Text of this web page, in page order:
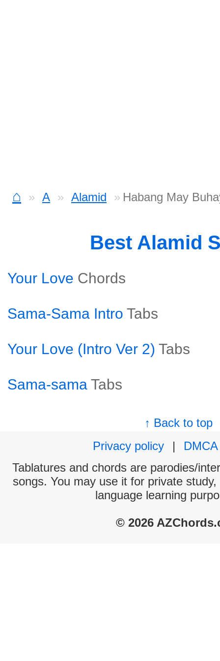
⌂ A Alamid Habang May
Best Alamid
Your Love Chords
Sama-Sama Intro Tabs
Your Love (Intro Ver 2) Tabs
Sama-sama Tabs
↑ Back to top
Privacy policy
|
DMCA
Tablatures and chords are parodies/
songs. You may use it for private
language learning
© 2026